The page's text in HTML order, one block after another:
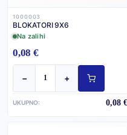
1000003
BLOKATORI 9X6
Na zalihi
0,08 €
− +
UKUPNO: 0,08 €